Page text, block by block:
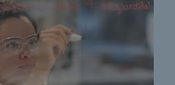
innovation participative